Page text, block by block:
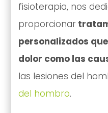
fisioterapia, nos
proporcionar
personalizados
dolor como las
las lesiones del
del hombro.